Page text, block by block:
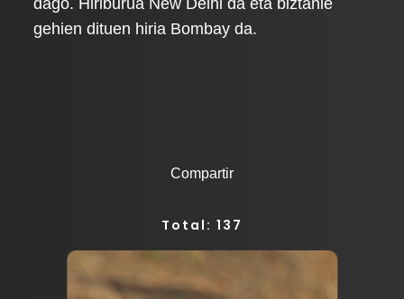
dago. Hiriburua New Delhi da eta biztanle
gehien dituen hiria Bombay da.
Compartir
Total: 137